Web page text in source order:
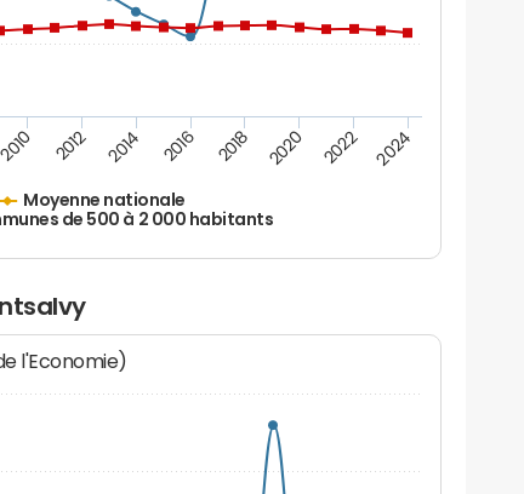
Moyenne nationale
de 500 à 2 000 habitants
2012 2014 2016 2018 2020 2022 2024
l'Economie)